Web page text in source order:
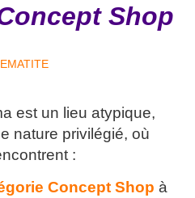
Shop
est un lieu atypique,
nature privilégié, où
:
Concept Shop à